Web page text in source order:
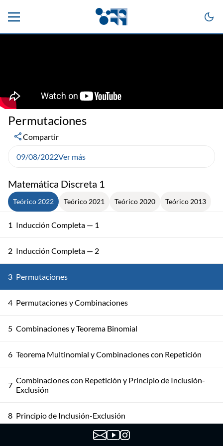
Matemática Discreta 1
Teórico 2022 Teórico 2021 Teórico 2020 Teórico 2013
1 Inducción Completa — 1
2 Inducción Completa — 2
3 Permutaciones
4 Permutaciones y Combinaciones
5 Combinaciones y Teorema Binomial
6 Teorema Multinomial y Combinaciones con Repetición
7 Combinaciones con Repetición y Principio de Inclusión-
Exclusión
8 Principio de Inclusión-Exclusión
Principio de Inclusión-Exclusión: Aplicaciones
Permutaciones
Compartir
09/08/2022Ver más